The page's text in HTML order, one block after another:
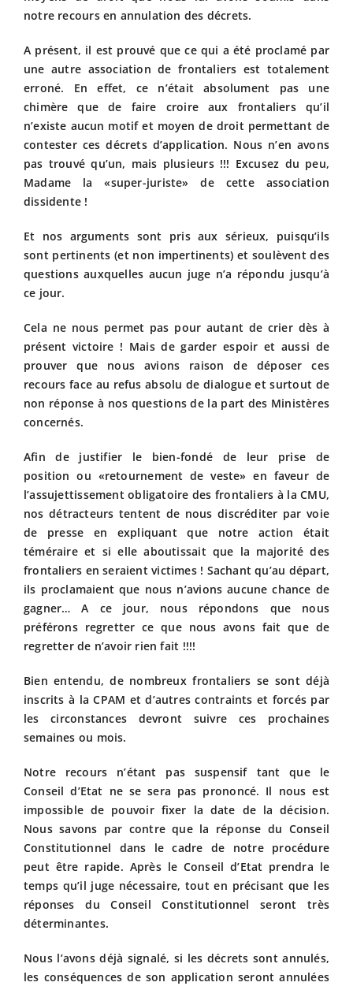
notre recours en annulation des décrets.
A présent, il est prouvé que ce qui a été proclamé par
une autre association de frontaliers est totalement
erroné. En effet, ce n’était absolument pas une
chimère que de faire croire aux frontaliers qu’il
n’existe aucun motif et moyen de droit permettant de
contester ces décrets d’application. Nous n’en avons
pas trouvé qu’un, mais plusieurs !!! Excusez du peu,
Madame la «super-juriste» de cette association
dissidente !
Et nos arguments sont pris aux sérieux, puisqu’ils
sont pertinents (et non impertinents) et soulèvent des
questions auxquelles aucun juge n’a répondu jusqu’à
ce jour.
Cela ne nous permet pas pour autant de crier dès à
présent victoire ! Mais de garder espoir et aussi de
prouver que nous avions raison de déposer ces
recours face au refus absolu de dialogue et surtout de
non réponse à nos questions de la part des Ministères
concernés.
Afin de justifier le bien-fondé de leur prise de
position ou «retournement de veste» en faveur de
l’assujettissement obligatoire des frontaliers à la CMU,
nos détracteurs tentent de nous discréditer par voie
de presse en expliquant que notre action était
téméraire et si elle aboutissait que la majorité des
frontaliers en seraient victimes ! Sachant qu’au départ,
ils proclamaient que nous n’avions aucune chance de
gagner… A ce jour, nous répondons que nous
préférons regretter ce que nous avons fait que de
regretter de n’avoir rien fait !!!!
Bien entendu, de nombreux frontaliers se sont déjà
inscrits à la CPAM et d’autres contraints et forcés par
les circonstances devront suivre ces prochaines
semaines ou mois.
Notre recours n’étant pas suspensif tant que le
Conseil d’Etat ne se sera pas prononcé. Il nous est
impossible de pouvoir fixer la date de la décision.
Nous savons par contre que la réponse du Conseil
Constitutionnel dans le cadre de notre procédure
peut être rapide. Après le Conseil d’Etat prendra le
temps qu’il juge nécessaire, tout en précisant que les
réponses du Conseil Constitutionnel seront très
déterminantes.
Nous l’avons déjà signalé, si les décrets sont annulés,
les conséquences de son application seront annulées